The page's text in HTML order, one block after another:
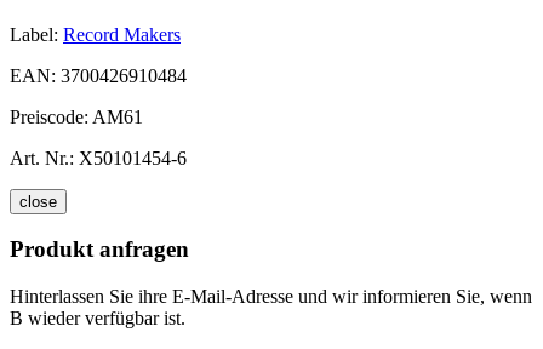
Label: Record Makers
EAN: 3700426910484
Preiscode: AM61
Art. Nr.: X50101454-6
close
Produkt anfragen
Hinterlassen Sie ihre E-Mail-Adresse und wir informieren Sie, wenn
B wieder verfügbar ist.